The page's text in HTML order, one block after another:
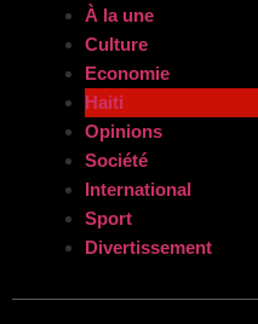
À la une
Culture
Economie
Haiti
Opinions
Société
International
Sport
Divertissement